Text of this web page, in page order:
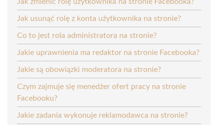
Jak usunąć rolę z konta użytkownika na stronie?
Co to jest rola administratora na stronie?
Jakie uprawnienia ma redaktor na stronie Facebooka?
Jakie są obowiązki moderatora na stronie?
Czym zajmuje się menedżer ofert pracy na stronie
Facebooku?
Jakie zadania wykonuje reklamodawca na stronie?